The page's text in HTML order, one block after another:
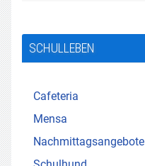
SCHULLEBEN
Cafeteria
Mensa
Nachmittagsangebote